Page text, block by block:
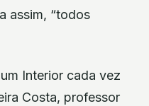
assim, “todos
Interior cada vez
Costa, professor